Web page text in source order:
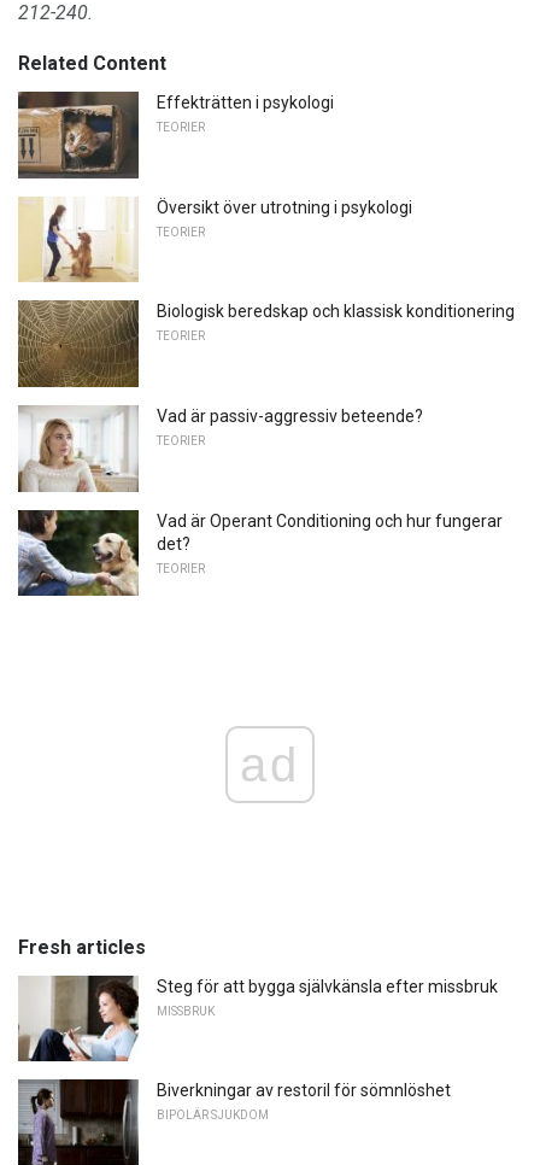
212-240.
Related Content
Effekträtten i psykologi
TEORIER
Översikt över utrotning i psykologi
TEORIER
Biologisk beredskap och klassisk konditionering
TEORIER
Vad är passiv-aggressiv beteende?
TEORIER
Vad är Operant Conditioning och hur fungerar
det?
TEORIER
ad
Fresh articles
Steg för att bygga självkänsla efter missbruk
MISSBRUK
Biverkningar av restoril för sömnlöshet
BIPOLÄR SJUKDOM